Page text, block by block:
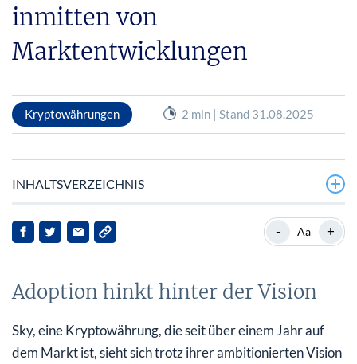
inmitten von
Marktentwicklungen
Kryptowährungen 2 min | Stand 31.08.2025
INHALTSVERZEICHNIS
Adoption hinkt hinter der Vision
Hintergrund und Marktkontext
Zukunftsaussichten
- Aa +
Adoption hinkt hinter der Vision
Sky, eine Kryptowährung, die seit über einem Jahr auf
dem Markt ist, sieht sich trotz ihrer ambitionierten Vision